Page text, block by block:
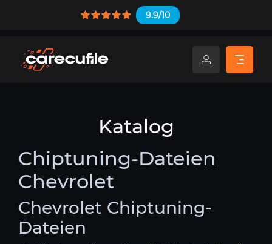
9.9/10
Katalog
Chiptuning-Dateien
Chevrolet
Chevrolet Chiptuning-
Dateien